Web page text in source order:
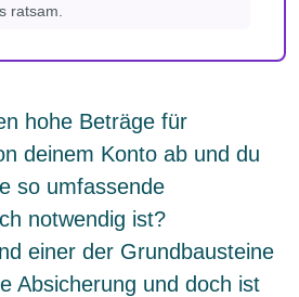
ratsam.
hohe Beträge für
deinem Konto ab und du
so umfassende
notwendig ist?
einer der Grundbausteine
Absicherung und doch ist